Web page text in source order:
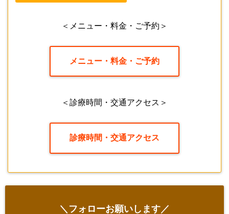
＜メニュー・料金・ご予約＞
メニュー・料金・ご予約
＜診療時間・交通アクセス＞
診療時間・交通アクセス
＼フォローお願いします／